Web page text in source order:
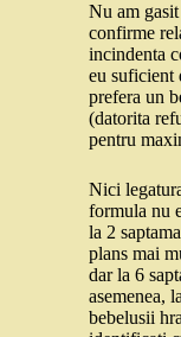
Nu am
confirme
incindenta
eu suficient
prefera un
(datorita
pentru
Nici
formula nu
la 2
plans mai
dar la 6
asemenea,
bebelusii